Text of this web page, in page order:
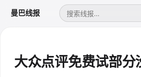
曼巴线报
大众点评免费试部分